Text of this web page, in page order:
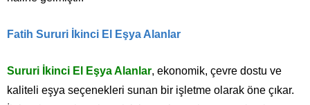
Fatih Sururi İkinci El Eşya Alanlar
Sururi İkinci El Eşya Alanlar, ekonomik, çevre dostu ve
kaliteli eşya seçenekleri sunan bir işletme olarak öne çıkar.